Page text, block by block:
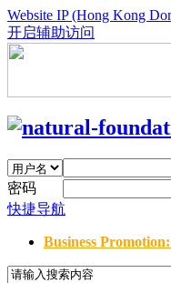
Website IP (Hong Kong
开启辅助访问
密码
快捷导航
Business